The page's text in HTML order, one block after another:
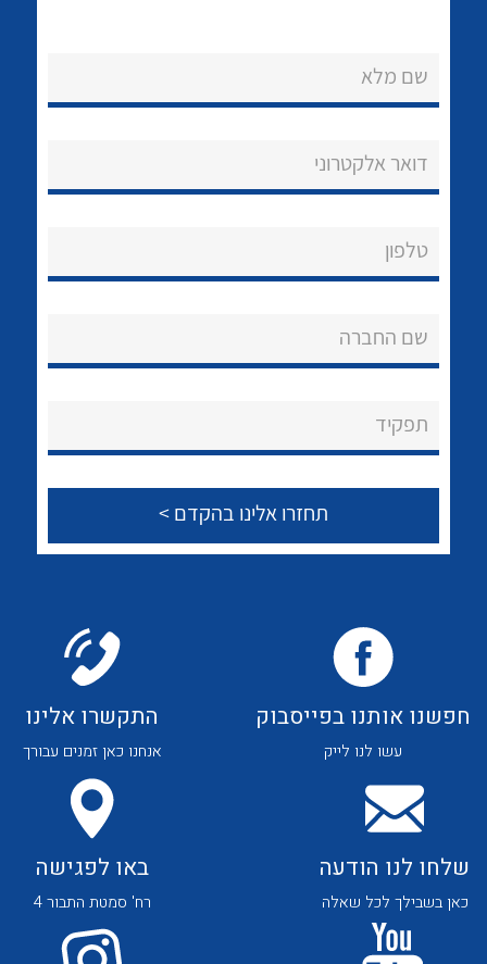
נקודות מכירה
About Ateka Ltd.
צור קשר
לכל מוצרי היצרן
לכל מוצרי היצרן לכל מוצרי היצרן
לכל מוצרי היצרן לכל מוצרי היצרן
שם מלא
דואר אלקטרוני
טלפון
שם החברה
תפקיד
חפשנו אותנו בפייסבוק
עשו לנו לייק
התקשרו אלינו
אנחנו כאן זמנים עבורך
שלחו לנו הודעה
כאן בשבילך לכל שאלה
באו לפגישה
רח' סמטת התבור 4